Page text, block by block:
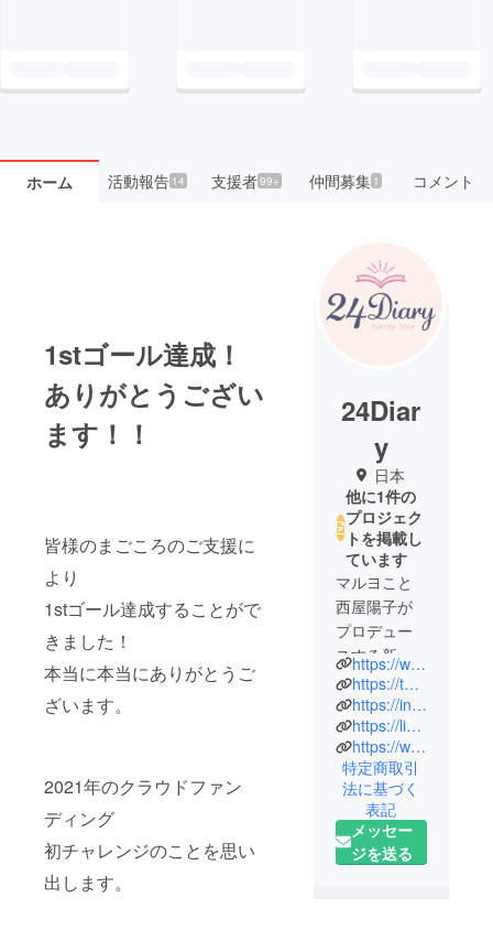
ホーム 活動報告14 支援者99+ 仲間募集 1 コメント
1stゴール達成！
ありがとうござい
ます！！
皆様のまごころのご支援に
より
1stゴール達成することがで
きました！
本当に本当にありがとうご
ざいます。
2021年のクラウドファン
ディング
初チャレンジのことを思い
出します。
24Diar
y
日本
他に1件の
プロジェク
トを掲載し
ています
マルヨこと
西屋陽子が
プロデュー
スする新し
い形の手
帳。
手帳學で
培った内容
をもとに、
自分らしく
輝くための
手帳として
制作。
https://www.facebook.com/groups/194175235741264/
https://twitter.com/twentyfourdiary
https://instagram.com/twentyfour.24diary?igshid=1nrvonqnd
https://lin.ee/un7ALKL
https://www.joinclubhouse.com/club/24diary
特定商取引
法に基づく
表記
メッセー
ジを送る